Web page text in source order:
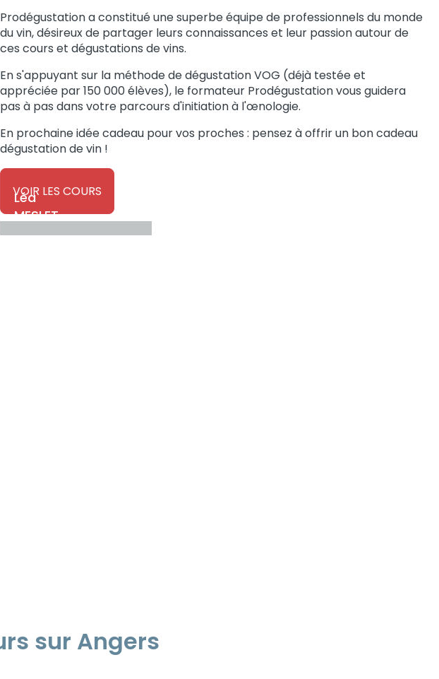
Prodégustation a constitué une superbe équipe de professionnels du monde
du vin, désireux de partager leurs connaissances et leur passion autour de
ces cours et dégustations de vins.
En s'appuyant sur la méthode de dégustation VOG (déjà testée et
appréciée par 150 000 élèves), le formateur Prodégustation vous guidera
pas à pas dans votre parcours d'initiation à l'œnologie.
En prochaine idée cadeau pour vos proches : pensez à offrir un bon cadeau
dégustation de vin !
VOIR LES COURS
Léa
MESLET
sur Angers